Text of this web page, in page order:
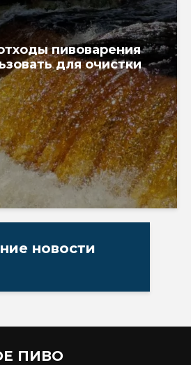
пивоварения
для очистки
новости
ПИВО